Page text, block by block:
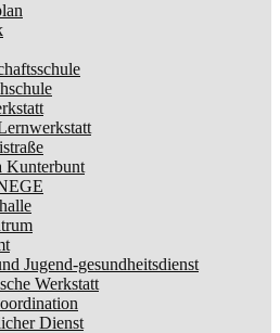
Kunterbunt
Jugend-gesundheitsdienst
Werkstatt
Dienst